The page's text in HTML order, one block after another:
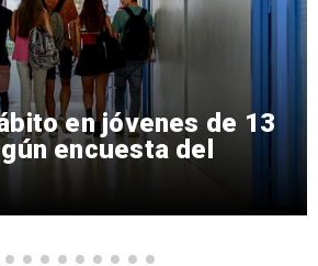
en jóvenes de 13
encuesta del